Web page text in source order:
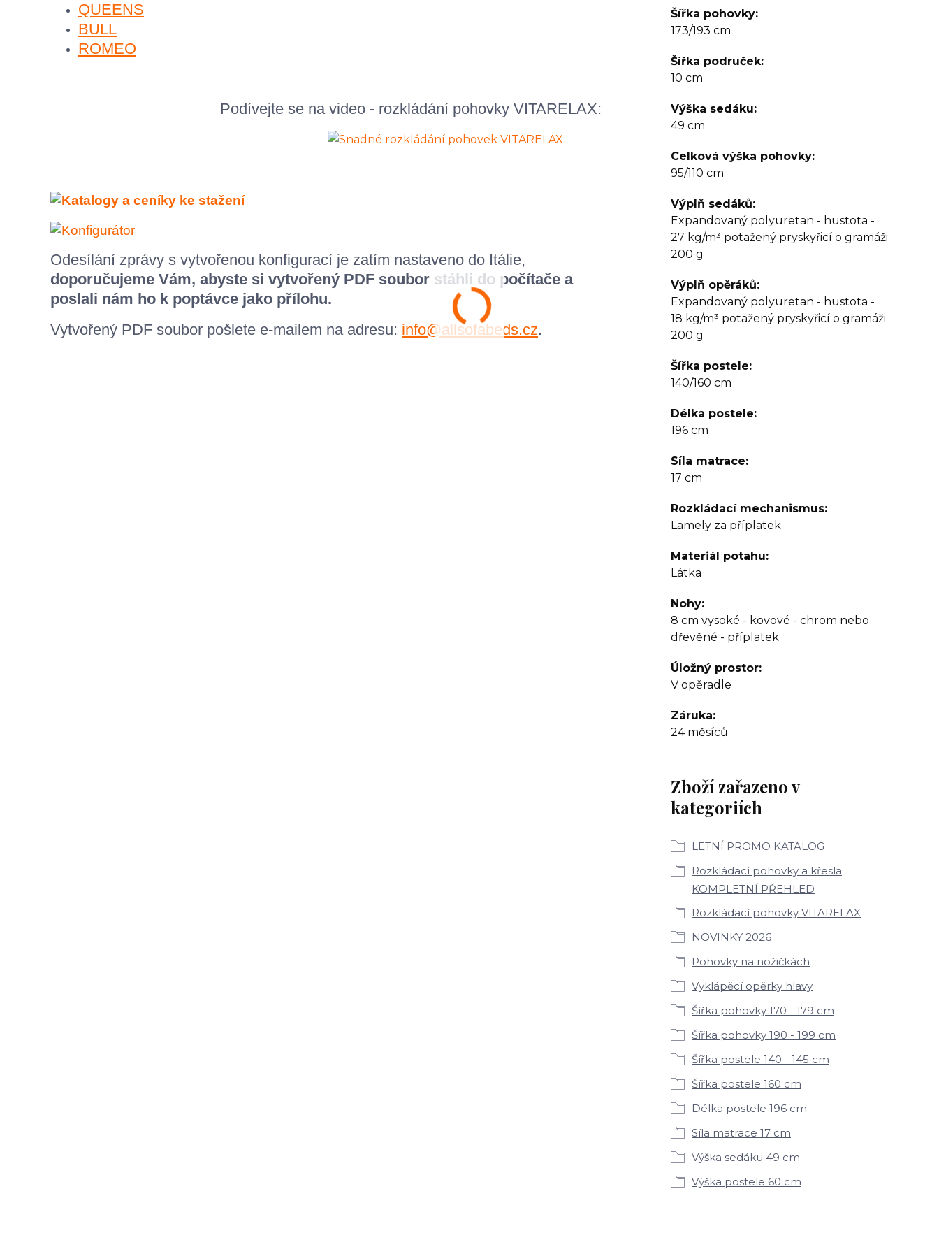
QUEENS
BULL
ROMEO
Podívejte se na video - rozkládání pohovky VITARELAX:
Odesílání zprávy s vytvořenou konfigurací je zatím nastaveno do Itálie,
doporučujeme Vám, abyste si vytvořený PDF soubor stáhli do počítače a
poslali nám ho k poptávce jako přílohu.
Vytvořený PDF soubor pošlete e-mailem na adresu: info@allsofabeds.cz.
Šířka pohovky
173/193 cm
Šířka područek
10 cm
Výška sedáku
49 cm
Celková výška pohovky
95/110 cm
Výplň sedáků
Expandovaný polyuretan - hustota -
27 kg/m³ potažený pryskyřicí o gramáži
200 g
Výplň opěráků
Expandovaný polyuretan - hustota -
18 kg/m³ potažený pryskyřicí o gramáži
200 g
Šířka postele
140/160 cm
Délka postele
196 cm
Síla matrace
17 cm
Rozkládací mechanismus
Lamely za příplatek
Materiál potahu
Látka
Nohy
8 cm vysoké - kovové - chrom nebo
dřevěné - příplatek
Úložný prostor
V opěradle
Záruka
24 měsíců
Zboží zařazeno v
kategoriích
LETNÍ PROMO KATALOG
Rozkládací pohovky a křesla
KOMPLETNÍ PŘEHLED
Rozkládací pohovky VITARELAX
NOVINKY 2026
Pohovky na nožičkách
Vyklápěcí opěrky hlavy
Šířka pohovky 170 - 179 cm
Šířka pohovky 190 - 199 cm
Šířka postele 140 - 145 cm
Šířka postele 160 cm
Délka postele 196 cm
Síla matrace 17 cm
Výška sedáku 49 cm
Výška postele 60 cm